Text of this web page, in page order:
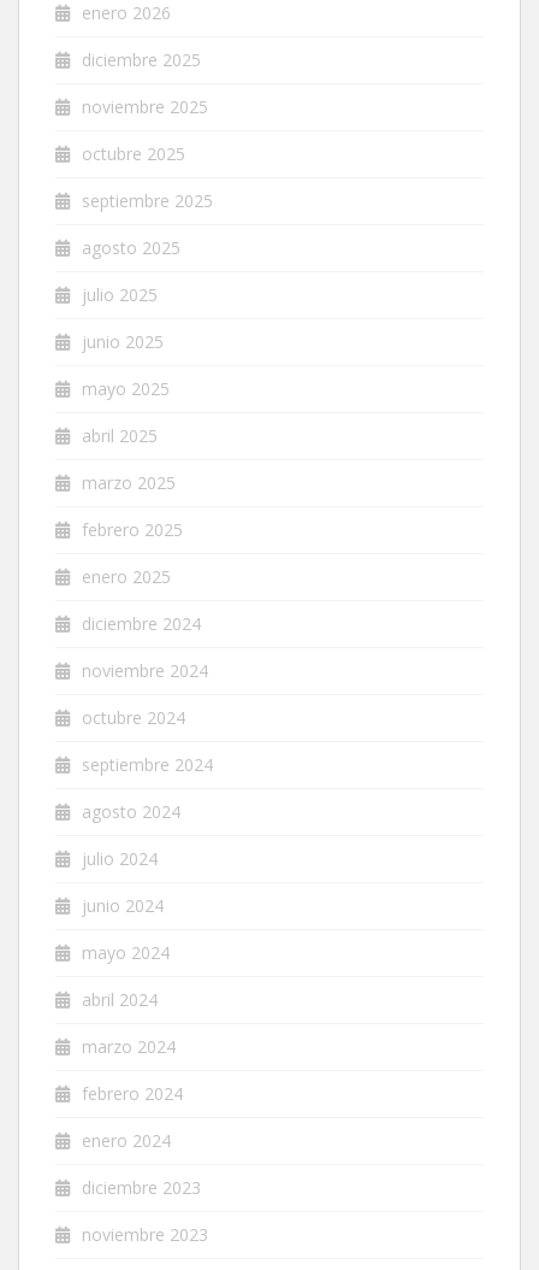
enero 2026
diciembre 2025
noviembre 2025
octubre 2025
septiembre 2025
agosto 2025
julio 2025
junio 2025
mayo 2025
abril 2025
marzo 2025
febrero 2025
enero 2025
diciembre 2024
noviembre 2024
octubre 2024
septiembre 2024
agosto 2024
julio 2024
junio 2024
mayo 2024
abril 2024
marzo 2024
febrero 2024
enero 2024
diciembre 2023
noviembre 2023